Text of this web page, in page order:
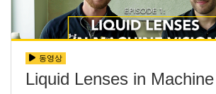
동영상
Liquid Lenses in Machine